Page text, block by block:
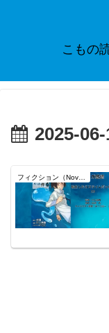
こもの
2025-
フィクション（Novel）